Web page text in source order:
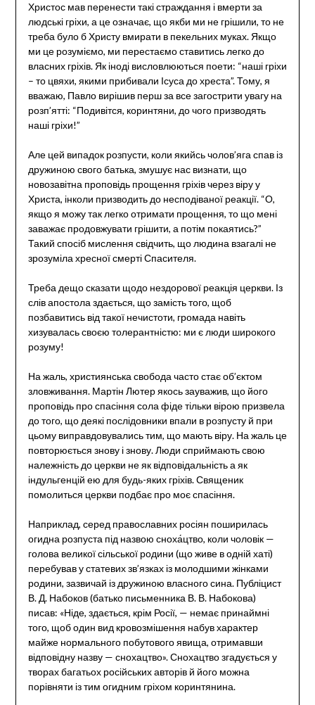
Христос мав перенести такі страждання і вмерти за
людські гріхи, а це означає, що якби ми не грішили, то не
треба було б Христу вмирати в пекельних муках. Якщо
ми це розуміємо, ми перестаємо ставитись легко до
власних гріхів. Як іноді висловлюються поети: “наші гріхи
– то цвяхи, якими прибивали Ісуса до хреста”. Тому, я
вважаю, Павло вирішив перш за все загострити увагу на
розп’ятті: “Подивітся, коринтяни, до чого призводять
наші гріхи!”
Але цей випадок розпусти, коли якийсь чолов’яга спав із
дружиною свого батька, змушує нас визнати, що
новозавітна проповідь прощення гріхів через віру у
Христа, інколи призводить до несподіваної реакції. “О,
якщо я можу так легко отримати прощення, то що мені
заважає продовжувати грішити, а потім покаятись?”
Такий спосіб мислення свідчить, що людина взагалі не
зрозуміла хресної смерті Спасителя.
Треба дещо сказати щодо нездорової реакція церкви. Із
слів апостола здається, що замість того, щоб
позбавитись від такої нечистоти, громада навіть
хизувалась своєю толерантністю: ми є люди широкого
розуму!
На жаль, християнська свобода часто стає об’єктом
зловживання. Мартін Лютер якось зауважив, що його
проповідь про спасіння сола фіде тільки вірою призвела
до того, що деякі послідовники впали в розпусту й при
цьому виправдовувались тим, що мають віру. На жаль це
повторюється знову і знову. Люди сприймають свою
належність до церкви не як відповідальність а як
індульгенцій ею для будь-яких гріхів. Священик
помолиться церкви подбає про моє спасіння.
Наприклад, серед православних росіян поширилась
огидна розпуста під назвою сноха́цтво, коли чоловік —
голова великої сільської родини (що живе в одній хаті)
перебував у статевих зв’язках із молодшими жінками
родини, зазвичай із дружиною власного сина. Публіцист
В. Д. Набоков (батько письменника В. В. Набокова)
писав: «Ніде, здається, крім Росії, — немає принаймні
того, щоб один вид кровозмішення набув характер
майже нормального побутового явища, отримавши
відповідну назву — снохацтво». Снохацтво згадується у
творах багатьох російських авторів й його можна
порівняти із тим огидним гріхом коринтянина.